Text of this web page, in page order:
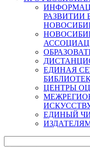
РАЗВИТИИ
ЕДИНАЯ
ЦЕНТРЫ
ЕДИНЫЙ